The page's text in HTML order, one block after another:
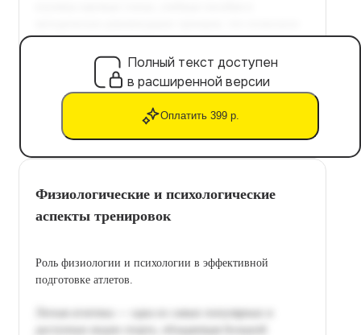
Полный текст доступен
в расширенной версии
Оплатить 399 р.
Физиологические и психологические
аспекты тренировок
Роль физиологии и психологии в эффективной
подготовке атлетов.